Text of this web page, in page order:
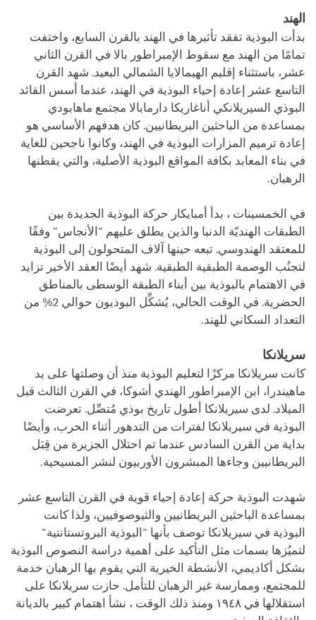
الهند
بدأت البوذية تفقد تأثيرها في الهند بالقرن السابع، واختفت
تمامًا من الهند مع سقوط الإمبراطور بالا في القرن الثاني
عشر، باستثناء إقليم الهيمالايا الشمالي البعيد. شهد القرن
التاسع عشر إعادة إحياء البوذية في الهند، عندما أسس القائد
البوذي السيريلانكي أناغاريكا دارمابالا مجتمع ماهابودي
بمساعدة من الباحثين البريطانيين. كان هدفهم الأساسي هو
إعادة ترميم المزارات البوذية في الهند، وكانوا ناجحين للغاية
في بناء المعابد بكافة المواقع البوذية الأصلية، والتي يقطنها
الرهبان.
في الخمسينات ، بدأ أمبايكار حركة البوذية الجديدة بين
الطبقات الهنديّة الدنيا والذين يطلق عليهم "الأنجاس" وفقًا
للمعتقد الهندوسي. تبعه حينها آلاف المتحولون إلى البوذية
لتجنُب الوصمة الطبقية الطبقية. شهد أيضًا العقد الأخير تزايد
في الاهتمام بالبوذية بين أبناء الطبقة الوسطى بالمناطق
الحضرية. في الوقت الحالي، يُشكِّل البوذيون حوالي 2% من
التعداد السكاني للهند.
سريلانكا
كانت سريلانكا مركزًا لتعليم البوذية منذ أن وصلتها على يد
ماهيندرا، ابن الإمبراطور الهندي أشوكا، في القرن الثالث قبل
الميلاد. لدى سيريلانكا أطول تاريخ بوذي مُتصِّل. تعرضت
البوذية في سيريلانكا لفترات من التدهور أثناء الحرب، وأيضًا
بداية من القرن السادس عندما تم احتلال الجزيرة من قِبَل
البريطانيين وجاءها المبشرون الأوربيون لنشر المسيحية.
شهدت البوذية حركة إعادة إحياء قوية في القرن التاسع عشر
بمساعدة الباحثين البريطانيين والثيوصوفيين، ولذا كانت
البوذية في سيريلانكا توصف بأنها "البوذية البروتستانتية"
لتميُزها بسمات مثل التأكيد على أهمية دراسة النصوص البوذية
بشكل أكاديمي، الأنشطة الخيرية التي يقوم بها الرهبان خدمة
للمجتمع، وممارسة غير الرهبان للتأمل. حازت سريلانكا على
استقلالها في ١٩٤٨ ومنذ ذلك الوقت ، نشأ اهتمام كبير بالديانة